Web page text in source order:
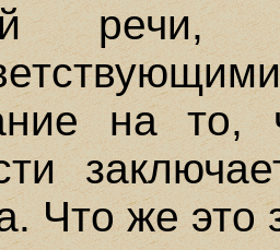
речи,
на то,
Что же это